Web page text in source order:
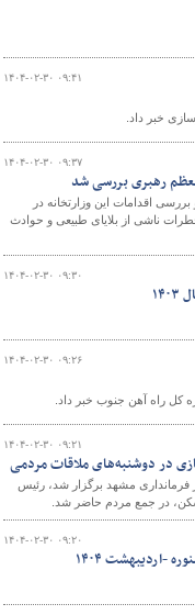
۱۴۰۴-۰۲-۳۰ ۰۹:۴۱
خبر داد.
۱۴۰۴-۰۲-۳۰ ۰۹:۳۷
رهبری بررسی شد
اقدامات این وزارتخانه در
ناشی از بلایای طبیعی و حوادث
۱۴۰۴-۰۲-۳۰ ۰۹:۳۰
۱۴۰۴-۰۲-۳۰ ۰۹:۲۶
کل راه آهن جنوب خبر داد.
۱۴۰۴-۰۲-۳۰ ۰۹:۲۱
در دوشنبه‌های ملاقات مردمی
مردمی که با حضور ۱۳۸ نفر از شهروندان در فرمانداری مشهد برگزار شد، رئیس
در جمع مردم حاضر شد.
۱۴۰۴-۰۲-۳۰ ۰۹:۲۰
-اردیبهشت ۱۴۰۴